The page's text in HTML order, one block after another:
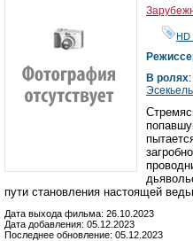
HD
В ролях:
пути становления настоящей
Дата выхода фильма: 26.10.2023
Дата добавления: 05.12.2023
Последнее обновление: 05.12.2023